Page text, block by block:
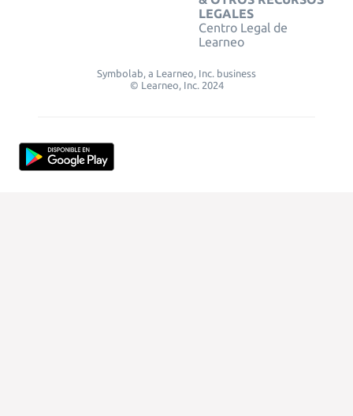
LEGALES
Centro Legal de
Learneo
Symbolab, a Learneo, Inc. business
© Learneo, Inc. 2024